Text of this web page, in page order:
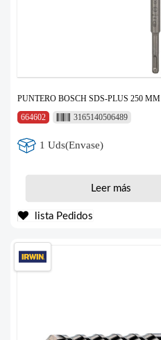
PUNTERO BOSCH SDS-PLUS 250 MM
664602
3165140506489
1 Uds(Envase)
Leer más
lista Pedidos